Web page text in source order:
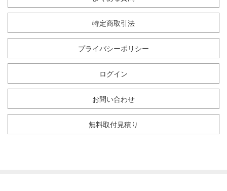
特定商取引法
プライバシーポリシー
ログイン
お問い合わせ
無料取付見積り